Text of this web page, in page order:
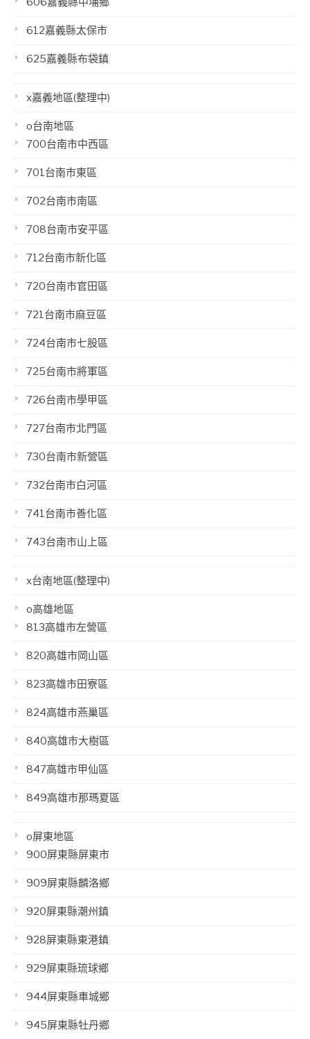
612嘉義縣太保市
625嘉義縣布袋鎮
x嘉義地區(整理中)
o台南地區
700台南市中西區
701台南市東區
702台南市南區
708台南市安平區
712台南市新化區
720台南市官田區
721台南市麻豆區
724台南市七股區
725台南市將軍區
726台南市學甲區
727台南市北門區
730台南市新營區
732台南市白河區
741台南市善化區
743台南市山上區
x台南地區(整理中)
o高雄地區
813高雄市左營區
820高雄市岡山區
823高雄市田寮區
824高雄市燕巢區
840高雄市大樹區
847高雄市甲仙區
849高雄市那瑪夏區
o屏東地區
900屏東縣屏東市
909屏東縣麟洛鄉
920屏東縣潮州鎮
928屏東縣東港鎮
929屏東縣琉球鄉
944屏東縣車城鄉
945屏東縣牡丹鄉